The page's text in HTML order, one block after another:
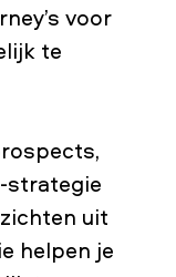
voor
te
strategie
uit
helpen je